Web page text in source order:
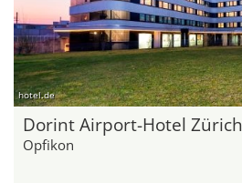
hotel.de
Dorint Airport-Hotel Zürich
Opfikon